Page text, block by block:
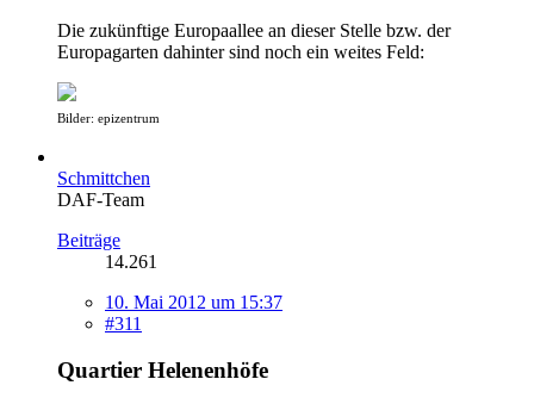
Die zukünftige Europaallee an dieser Stelle bzw. der
Europagarten dahinter sind noch ein weites Feld:
Bilder: epizentrum
Schmittchen
DAF-Team
Beiträge
14.261
10. Mai 2012 um 15:37
#311
Quartier Helenenhöfe